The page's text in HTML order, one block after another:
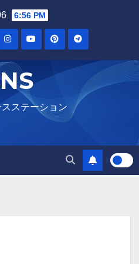
6:56 PM
ステーション